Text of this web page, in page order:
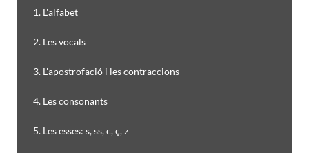
1. L'alfabet
2. Les vocals
3. L'apostrofació i les contraccions
4. Les consonants
5. Les esses: s, ss, c, ç, z